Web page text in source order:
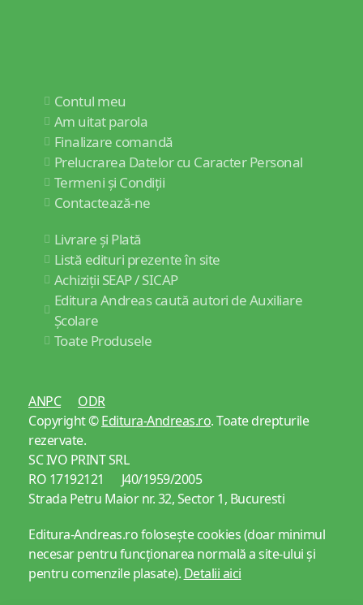
Contul meu
Am uitat parola
Finalizare comandă
Prelucrarea Datelor cu Caracter Personal
Termeni și Condiții
Contactează-ne
Livrare și Plată
Listă edituri prezente în site
Achiziții SEAP / SICAP
Editura Andreas caută autori de Auxiliare
Școlare
Toate Produsele
ANPC
ODR
Copyright ©Editura-Andreas.ro. Toate drepturile
rezervate.
SC IVO PRINT SRL
RO 17192121 J40/1959/2005
Strada Petru Maior nr. 32, Sector 1, Bucuresti
Editura-Andreas.ro folosește cookies (doar minimul
necesar pentru funcționarea normală a site-ului și
pentru comenzile plasate). Detalii aici